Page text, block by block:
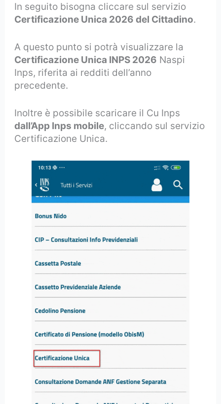
In seguito bisogna cliccare sul servizio
Certificazione Unica 2026 del Cittadino.
A questo punto si potrà visualizzare la
Certificazione Unica INPS 2026 Naspi
Inps, riferita ai redditi dell’anno
precedente.
Inoltre è possibile scaricare il Cu Inps
dall’App Inps mobile, cliccando sul servizio
Certificazione Unica.